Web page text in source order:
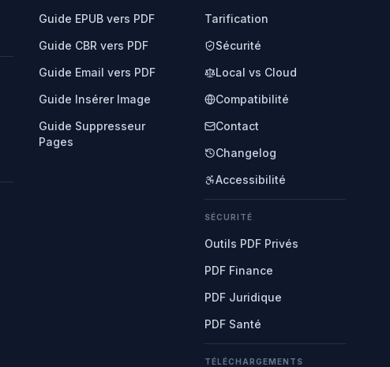
Guide EPUB vers PDF
Guide CBR vers PDF
Guide Email vers PDF
Guide Insérer Image
Guide Suppresseur
Pages
Tarification
Sécurité
Local vs Cloud
Compatibilité
Contact
Changelog
Accessibilité
SÉCURITÉ
Outils PDF Privés
PDF Finance
PDF Juridique
PDF Santé
TÉLÉCHARGEMENTS